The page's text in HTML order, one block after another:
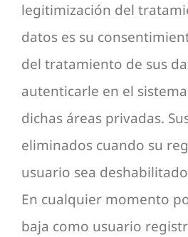
legitimización del
datos es su
del tratamiento de sus
autenticarle en el
dichas áreas privadas.
eliminados cuando su
usuario sea
En cualquier momento
baja como usuario